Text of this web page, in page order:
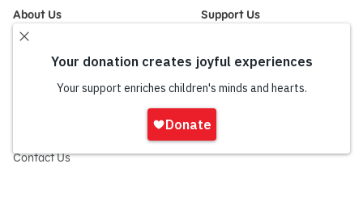
About Us
Mission and History
Financials
Partners
Contact Us
Support Us
Giving
Impact Report